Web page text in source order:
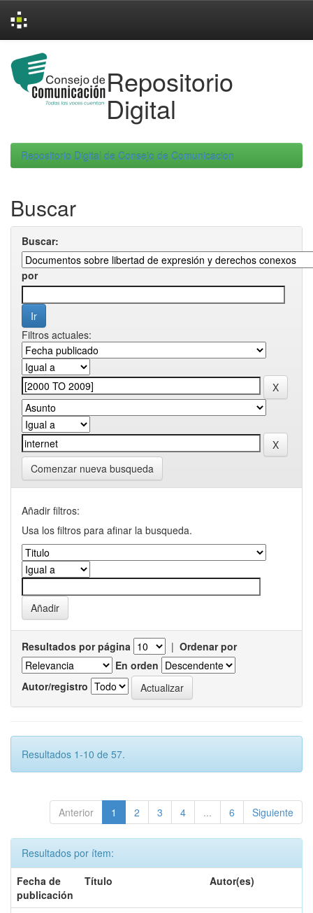
navigation
Repositorio
Digital
Repositorio Digital de Consejo de Comunicacion
Buscar
Buscar:
por
Filtros actuales:
Comenzar nueva busqueda
Añadir filtros:
Usa los filtros para afinar la busqueda.
Resultados por página | Ordenar por
En orden
Autor/registro
Resultados 1-10 de 57.
Anterior 1 2 3 4 ... 6 Siguiente
Resultados por ítem:
Fecha de
publicación
Título Autor(es)